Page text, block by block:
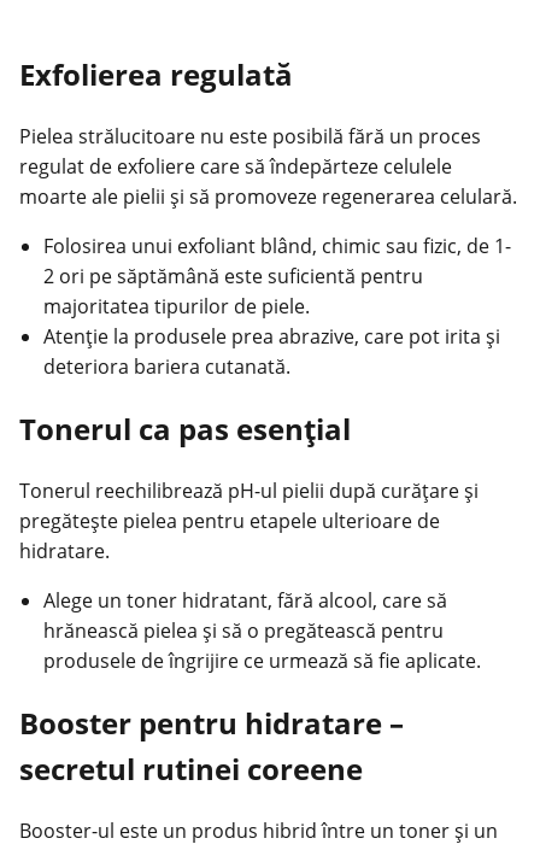
Exfolierea regulată
Pielea strălucitoare nu este posibilă fără un proces
regulat de exfoliere care să îndepărteze celulele
moarte ale pielii și să promoveze regenerarea celulară.
Folosirea unui exfoliant blând, chimic sau fizic, de 1-
2 ori pe săptămână este suficientă pentru
majoritatea tipurilor de piele.
Atenție la produsele prea abrazive, care pot irita și
deteriora bariera cutanată.
Tonerul ca pas esențial
Tonerul reechilibrează pH-ul pielii după curățare și
pregătește pielea pentru etapele ulterioare de
hidratare.
Alege un toner hidratant, fără alcool, care să
hrănească pielea și să o pregătească pentru
produsele de îngrijire ce urmează să fie aplicate.
Booster pentru hidratare –
secretul rutinei coreene
Booster-ul este un produs hibrid între un toner și un